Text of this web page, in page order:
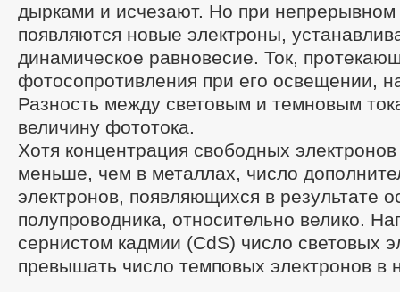
дырками и исчезают. Но при
появляются новые электроны,
динамическое равновесие. Ток,
фотосопротивления при его освещении,
Разность между световым и темновым
величину фототока.
Хотя концентрация свободных
меньше, чем в металлах, число
электронов, появляющихся в результате
полупроводника, относительно велико.
сернистом кадмии (CdS) число световых
превышать число темповых электронов в